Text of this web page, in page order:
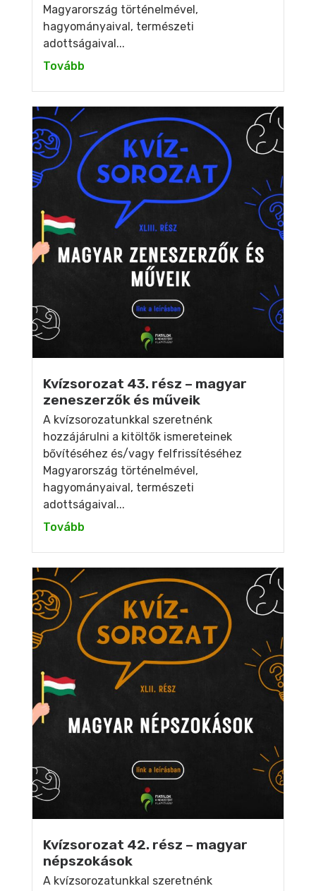
Magyarország történelmével,
hagyományaival, természeti
adottságaival...
Tovább
Kvízsorozat 43. rész – magyar
zeneszerzők és műveik
A kvízsorozatunkkal szeretnénk
hozzájárulni a kitöltők ismereteinek
bővítéséhez és/vagy felfrissítéséhez
Magyarország történelmével,
hagyományaival, természeti
adottságaival...
Tovább
Kvízsorozat 42. rész – magyar
népszokások
A kvízsorozatunkkal szeretnénk